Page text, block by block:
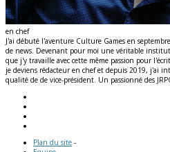
en chef
J'ai débuté l'aventure Culture Games en
de news. Devenant pour moi une véritable
que j'y travaille avec cette même passion pour
je deviens rédacteur en chef et depuis 2019, j'ai
qualité de de vice-président. Un passionné des
Plan du site -